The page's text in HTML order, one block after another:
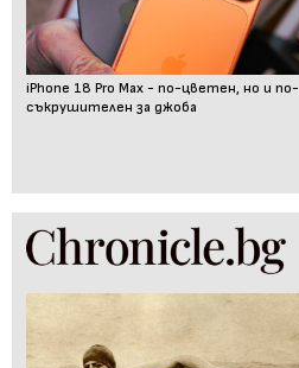
iPhone 18 Pro Max - по-цветен, но и по-
съкрушителен за джоба